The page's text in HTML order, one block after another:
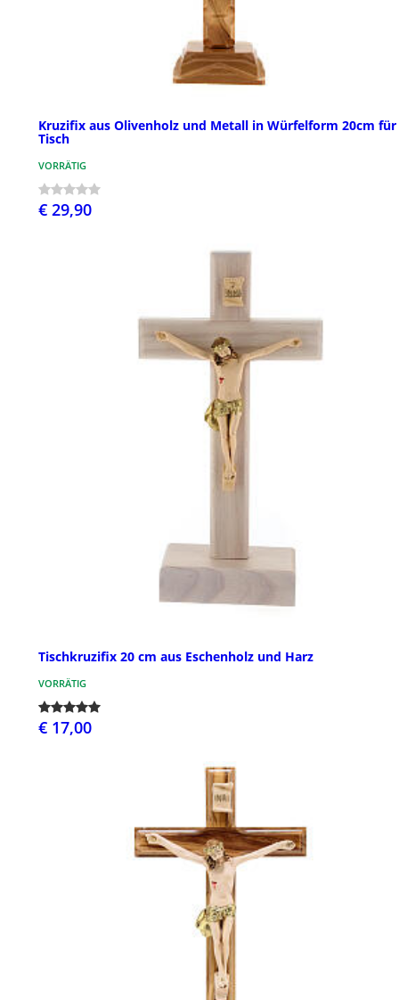
Kruzifix aus Olivenholz und Metall in Würfelform 20cm für
Tisch
VORRÄTIG
€ 29,90
Tischkruzifix 20 cm aus Eschenholz und Harz
VORRÄTIG
€ 17,00